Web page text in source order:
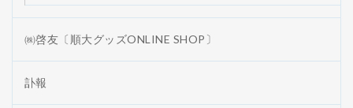
㈱啓友〔順大グッズONLINE SHOP〕
訃報